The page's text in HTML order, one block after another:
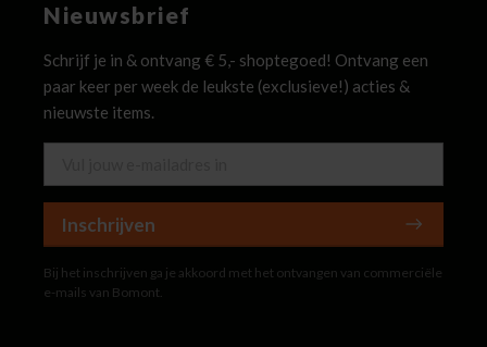
Nieuwsbrief
Schrijf je in & ontvang € 5,- shoptegoed! Ontvang een
paar keer per week de leukste (exclusieve!) acties &
nieuwste items.
Inschrijven
Bij het inschrijven ga je akkoord met het ontvangen van commerciële
e-mails van Bomont.